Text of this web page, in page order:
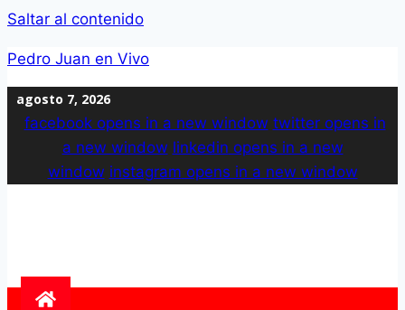
Saltar al contenido
Pedro Juan en Vivo
agosto 7, 2026
facebookopens in a new window twitteropens in
a new window linkedin opens in a new
window instagram opens in a new window